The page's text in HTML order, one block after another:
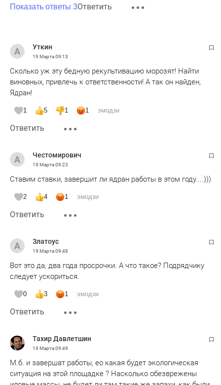
Показать ответы 3Ответить
Уткин
19 Марта09:13
Сколько уж эту бедную рекультивацию морозят! Найти
виновных, привлечь к ответственности! А так он найден,
Ядран!
1 5 1 1 эмодзи
Ответить
Честомирович
19 Марта09:23
Ставим ставки, завершит ли ядран работы в этом году....)))
2 4 1 эмодзи
Ответить
Златоус
19 Марта09:48
Вот это да, два года просрочки. А что такое? Подрядчику
следует ускориться.
0 3 1 эмодзи
Ответить
Тахир Давлетшин
19 Марта09:49
М.б. и завершат работы, ео какая будет экологическая
ситуация на этой площадке ? Насколько обезврежены